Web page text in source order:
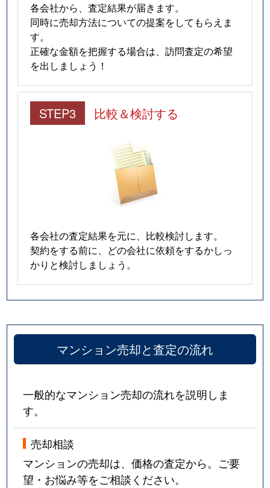
各会社から、査定結果が届きます。
同時に売却方法についての提案をしてもらえま
す。
正確な金額を把握する場合は、訪問査定の希望
を出しましょう！
STEP3 比較＆検討する
各会社の査定結果を元に、比較検討します。
契約をする前に、どの会社に依頼をするかしっ
かりと検討しましょう。
マンション売却と査定の流れ
一般的なマンション売却の流れを説明しま
す。
売却相談
マンションの売却は、価格の査定から。ご要
望・お悩み等をご相談ください。